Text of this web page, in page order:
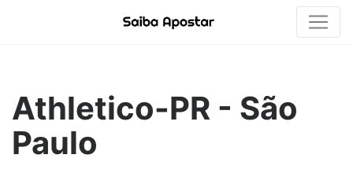
Athletico-PR - São
Paulo